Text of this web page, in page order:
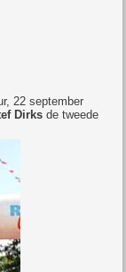
22 september
Dirks de tweede